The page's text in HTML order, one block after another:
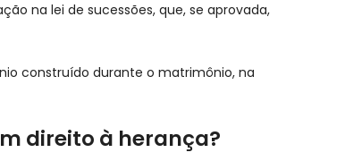
na lei de sucessões, que, se aprovada,
construído durante o matrimônio, na
direito à herança?